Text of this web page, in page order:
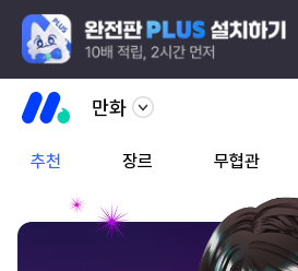
만화
추천 장르 무협관